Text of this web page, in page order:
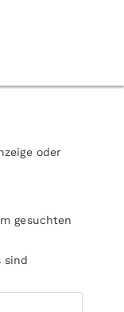
oder
gesuchten
sind